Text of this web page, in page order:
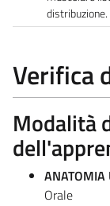
distribuzione.
Verifica
Modalità
Orale